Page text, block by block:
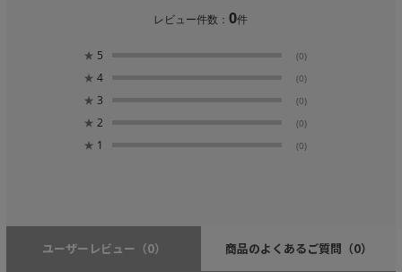
レビュー件数：0件
★ 5 (0)
★ 4 (0)
★ 3 (0)
★ 2 (0)
★ 1 (0)
ユーザーレビュー （0） 商品のよくあるご質問 （0）